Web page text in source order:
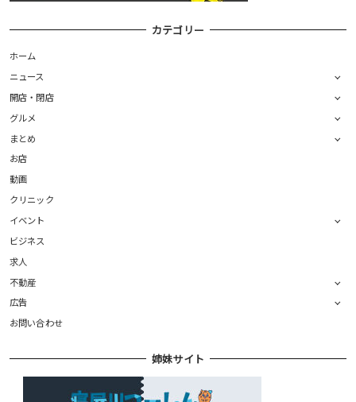
カテゴリー
ホーム
ニュース
開店・閉店
グルメ
まとめ
お店
動画
クリニック
イベント
ビジネス
求人
不動産
広告
お問い合わせ
姉妹サイト